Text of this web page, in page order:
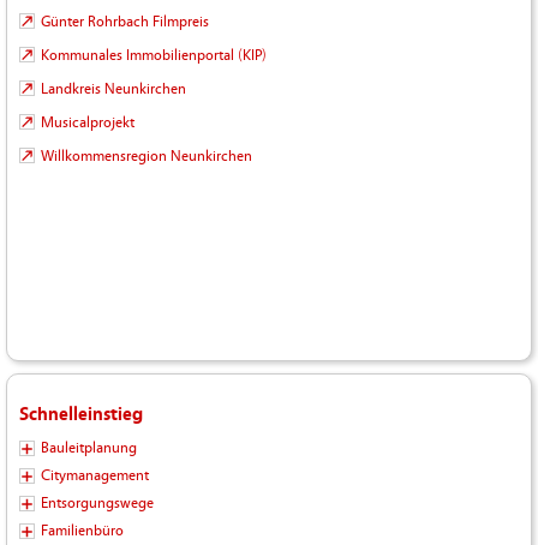
Günter Rohrbach Filmpreis
Kommunales Immobilienportal (KIP)
Landkreis Neunkirchen
Musicalprojekt
Willkommensregion Neunkirchen
Schnelleinstieg
Bauleitplanung
Citymanagement
Entsorgungswege
Familienbüro